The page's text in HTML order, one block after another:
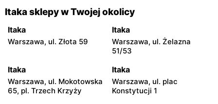
Itaka sklepy w Twojej okolicy
Itaka
Warszawa, ul. Złota 59
Itaka
Warszawa, ul. Żelazna
51/53
Itaka
Warszawa, ul. Mokotowska
65, pl. Trzech Krzyży
Itaka
Warszawa, ul. plac
Konstytucji 1